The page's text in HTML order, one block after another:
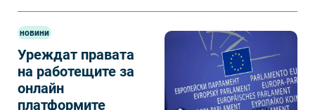
новини
Уреждат правата
на работещите за
онлайн
платформите